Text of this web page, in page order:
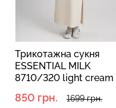
Трикотажна сукня
ESSENTIAL MILK
8710/320 light cream
850 грн. 1699 грн.